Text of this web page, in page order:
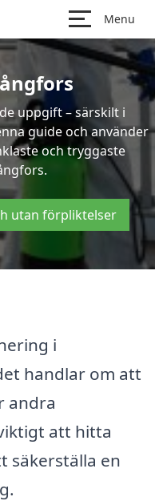
Menu
uppgift – särskilt i
guide och använder
och tryggaste
utan förpliktelser
i
handlar om att
andra
att hitta
säkerställa en